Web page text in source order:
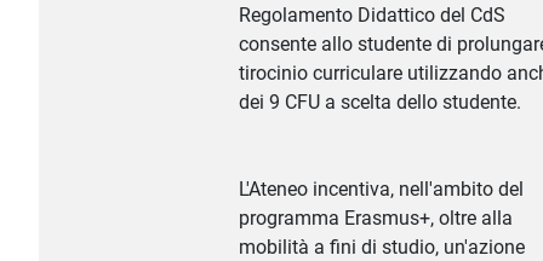
Regolamento Didattico del CdS
consente allo studente di
tirocinio curriculare utilizzando
dei 9 CFU a scelta dello studente.
L'Ateneo incentiva, nell'ambito del
programma Erasmus+, oltre alla
mobilità a fini di studio, un'azione